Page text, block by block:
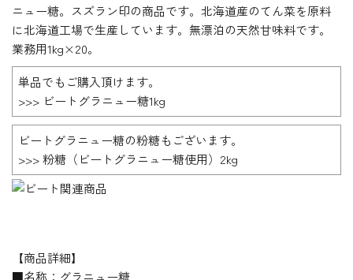
ニュー糖。スズラン印の商品です。北海道産のてん菜を原料
に北海道工場で生産しています。無漂泊の天然甘味料です。
業務用1kg×20。
単品でもご購入頂けます。
>>> ビートグラニュー糖1kg
ビートグラニュー糖の粉糖もございます。
>>> 粉糖（ビートグラニュー糖使用）2kg
【商品詳細】
■名称：グラニュー糖